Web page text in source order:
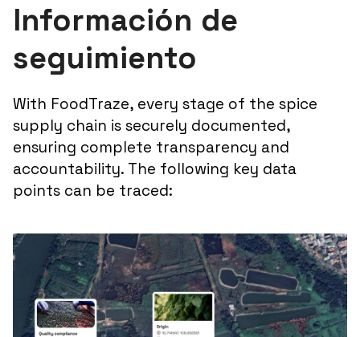
Información de
seguimiento
With FoodTraze, every stage of the spice
supply chain is securely documented,
ensuring complete transparency and
accountability. The following key data
points can be traced: